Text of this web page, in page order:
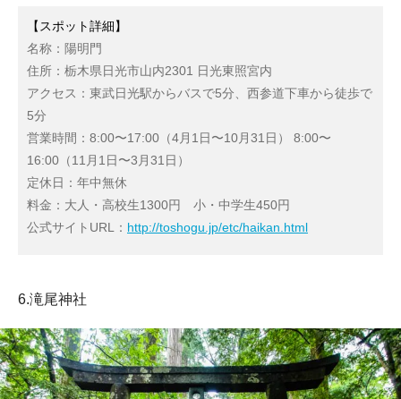
【スポット詳細】
名称：陽明門
住所：栃木県日光市山内2301 日光東照宮内
アクセス：東武日光駅からバスで5分、西参道下車から徒歩で
5分
営業時間：8:00〜17:00（4月1日〜10月31日） 8:00〜
16:00（11月1日〜3月31日）
定休日：年中無休
料金：大人・高校生1300円 小・中学生450円
公式サイトURL： http://toshogu.jp/etc/haikan.html
6.滝尾神社